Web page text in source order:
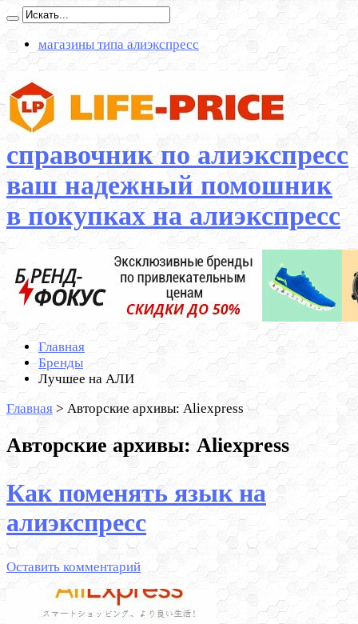
магазины типа алиэкспресс
справочник по алиэкспресс
ваш надежный помошник
в покупках на алиэкспресс
Главная
Бренды
Лучшее на АЛИ
Главная > Авторские архивы: Aliexpress
Авторские архивы: Aliexpress
Как поменять язык на
алиэкспресс
Оставить комментарий